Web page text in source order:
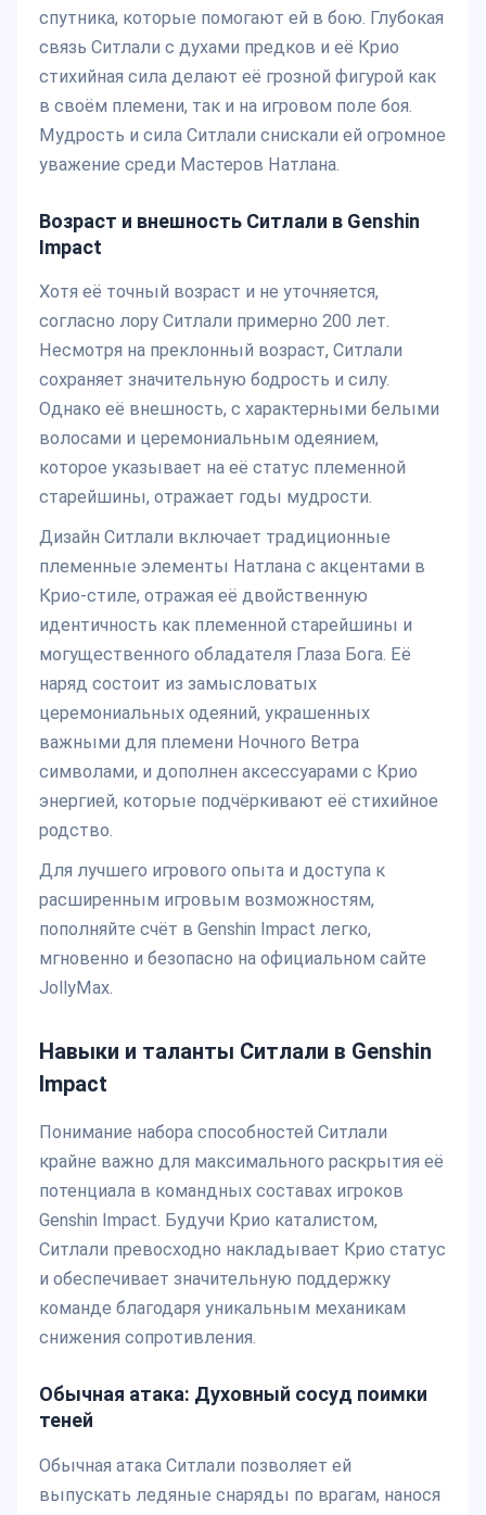
спутника, которые помогают ей в бою. Глубокая
связь Ситлали с духами предков и её Крио
стихийная сила делают её грозной фигурой как
в своём племени, так и на игровом поле боя.
Мудрость и сила Ситлали снискали ей огромное
уважение среди Мастеров Натлана.
Возраст и внешность Ситлали в Genshin
Impact
Хотя её точный возраст и не уточняется,
согласно лору Ситлали примерно 200 лет.
Несмотря на преклонный возраст, Ситлали
сохраняет значительную бодрость и силу.
Однако её внешность, с характерными белыми
волосами и церемониальным одеянием,
которое указывает на её статус племенной
старейшины, отражает годы мудрости.
Дизайн Ситлали включает традиционные
племенные элементы Натлана с акцентами в
Крио-стиле, отражая её двойственную
идентичность как племенной старейшины и
могущественного обладателя Глаза Бога. Её
наряд состоит из замысловатых
церемониальных одеяний, украшенных
важными для племени Ночного Ветра
символами, и дополнен аксессуарами с Крио
энергией, которые подчёркивают её стихийное
родство.
Для лучшего игрового опыта и доступа к
расширенным игровым возможностям,
пополняйте счёт в Genshin Impact легко,
мгновенно и безопасно на официальном сайте
JollyMax.
Навыки и таланты Ситлали в Genshin
Impact
Понимание набора способностей Ситлали
крайне важно для максимального раскрытия её
потенциала в командных составах игроков
Genshin Impact. Будучи Крио каталистом,
Ситлали превосходно накладывает Крио статус
и обеспечивает значительную поддержку
команде благодаря уникальным механикам
снижения сопротивления.
Обычная атака: Духовный сосуд поимки
теней
Обычная атака Ситлали позволяет ей
выпускать ледяные снаряды по врагам, нанося